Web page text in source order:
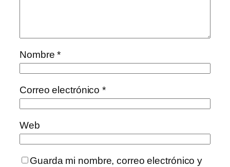
Nombre*
Correo electrónico*
Web
Guarda mi nombre, correo electrónico y